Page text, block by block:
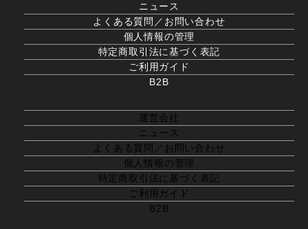
ニュース
よくある質問／お問い合わせ
個人情報の管理
特定商取引法に基づく表記
ご利用ガイド
B2B
運営会社
ニュース
よくある質問／お問い合わせ
個人情報の管理
特定商取引法に基づく表記
ご利用ガイド
B2B